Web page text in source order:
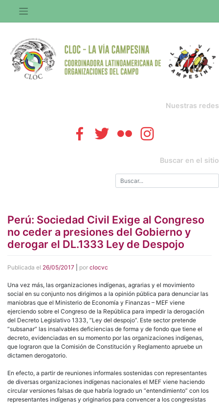
contenido
Nuestras redes
Buscar en el sitio
Perú: Sociedad Civil Exige al Congreso
no ceder a presiones del Gobierno y
derogar el DL.1333 Ley de Despojo
Publicada el 26/05/2017 por clocvc
Una vez más, las organizaciones indígenas, agrarias y el movimiento
social en su conjunto nos dirigimos a la opinión pública para denunciar las
maniobras que el Ministerio de Economía y Finanzas – MEF viene
ejerciendo sobre el Congreso de la República para impedir la derogación
del Decreto Legislativo 1333, “Ley del despojo”. Este sector pretende
“subsanar” las insalvables deficiencias de forma y de fondo que tiene el
decreto, evidenciadas en su momento por las organizaciones indígenas,
que lograron que la Comisión de Constitución y Reglamento apruebe un
dictamen derogatorio.
En efecto, a partir de reuniones informales sostenidas con representantes
de diversas organizaciones indígenas nacionales el MEF viene haciendo
circular versiones falsas de que habría logrado un “entendimiento” con los
representantes indígenas y originarios para convencer a los congresistas